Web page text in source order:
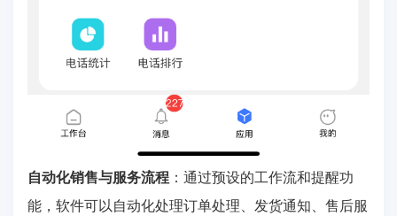
自动化销售与服务流程 ：通过预设的工作流和提醒功
能，软件可以自动化处理订单处理、发货通知、售后服